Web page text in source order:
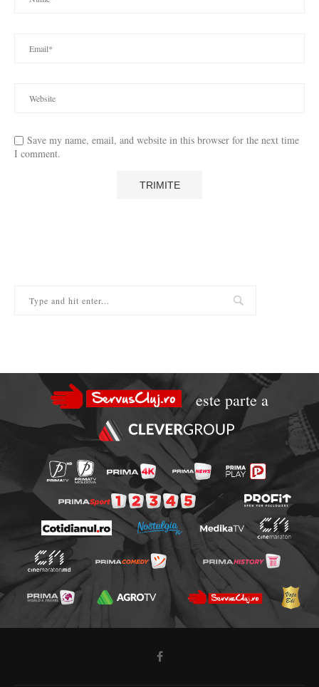
Save my name, email, and website in this browser for the next time
I comment.
este parte a